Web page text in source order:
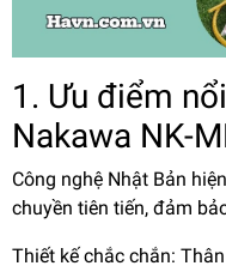
1. Ưu điểm
Nakawa NK-
Công nghệ Nhật Bản
chuyền tiên tiến, đảm
Thiết kế chắc chắn: